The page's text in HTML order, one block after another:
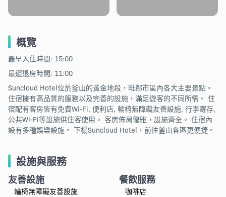
概覽
最早入住時間: 15:00
最遲退房時間: 11:00
Suncloud Hotel位於釜山的黃金地段，毗鄰市區內各大主要景點。
住宿擁有高品質的服務以及完善的設施，滿足遊客的不同所需。 住
宿配有客房皆有免費Wi-Fi, 便利店, 輪椅無障礙友善設施, 行李寄存,
公共Wi-Fi等設施供住客使用。 客房佈局優雅，設施齊全。 住宿內
設有多種娛樂設施。 下榻Suncloud Hotel，前往釜山各區更便捷。
設施與服務
友善設施
輪椅無障礙友善設施
餐飲服務
咖啡店